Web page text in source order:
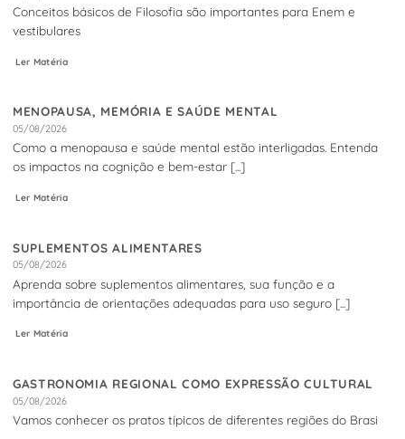
Conceitos básicos de Filosofia são importantes para Enem e
vestibulares
Ler Matéria
MENOPAUSA, MEMÓRIA E SAÚDE MENTAL
05/08/2026
Como a menopausa e saúde mental estão interligadas. Entenda
os impactos na cognição e bem-estar [...]
Ler Matéria
SUPLEMENTOS ALIMENTARES
05/08/2026
Aprenda sobre suplementos alimentares, sua função e a
importância de orientações adequadas para uso seguro [...]
Ler Matéria
GASTRONOMIA REGIONAL COMO EXPRESSÃO CULTURAL
05/08/2026
Vamos conhecer os pratos típicos de diferentes regiões do Brasi